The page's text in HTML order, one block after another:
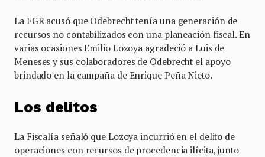
La FGR acusó que Odebrecht tenía una generación de
recursos no contabilizados con una planeación fiscal. En
varias ocasiones Emilio Lozoya agradeció a Luis de
Meneses y sus colaboradores de Odebrecht el apoyo
brindado en la campaña de Enrique Peña Nieto.
Los delitos
La Fiscalía señaló que Lozoya incurrió en el delito de
operaciones con recursos de procedencia ilícita, junto